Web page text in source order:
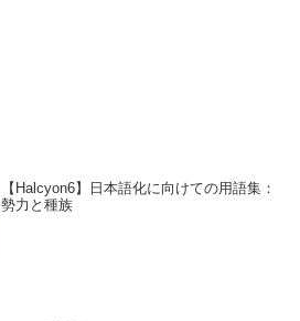
【Halcyon6】日本語化に向けての用語集：
勢力と種族